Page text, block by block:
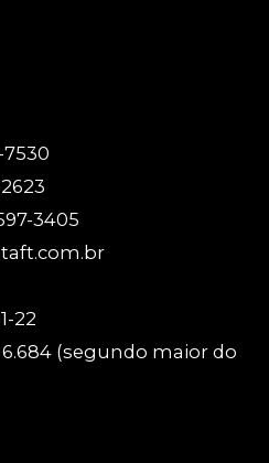
7530
3405
22
6.684 (segundo maior do